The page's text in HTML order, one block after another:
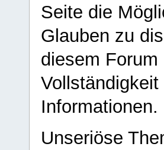
Seite die
Glauben zu
diesem
Informationen.
Unseriöse